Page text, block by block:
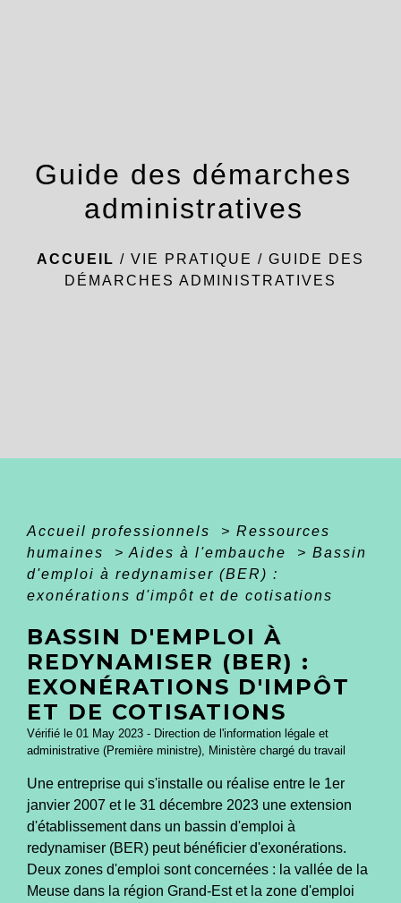
Guide des démarches
administratives
ACCUEIL / VIE PRATIQUE / GUIDE DES
DÉMARCHES ADMINISTRATIVES
Accueil professionnels > Ressources
humaines
> Aides à l'embauche > Bassin
d'emploi à redynamiser (BER) :
exonérations d'impôt et de cotisations
BASSIN D'EMPLOI À
REDYNAMISER (BER) :
EXONÉRATIONS D'IMPÔT
ET DE COTISATIONS
Vérifié le 01 May 2023 - Direction de l'information légale et
administrative (Première ministre), Ministère chargé du travail
Une entreprise qui s'installe ou réalise entre le 1er
janvier 2007 et le 31 décembre 2023 une extension
d'établissement dans un bassin d'emploi à
redynamiser (BER) peut bénéficier d'exonérations.
Deux zones d'emploi sont concernées : la vallée de la
Meuse dans la région Grand-Est et la zone d'emploi